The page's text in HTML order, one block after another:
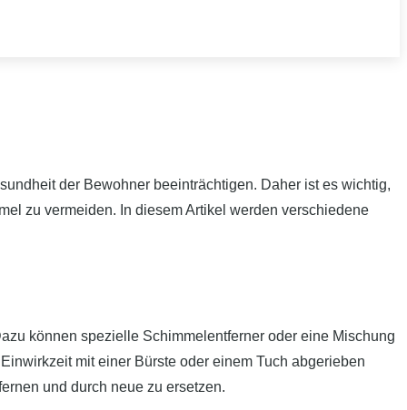
der Bewohner beeinträchtigen. Daher ist es wichtig,
zu vermeiden. In diesem Artikel werden verschiedene
können spezielle Schimmelentferner oder eine Mischung
mit einer Bürste oder einem Tuch abgerieben
und durch neue zu ersetzen.